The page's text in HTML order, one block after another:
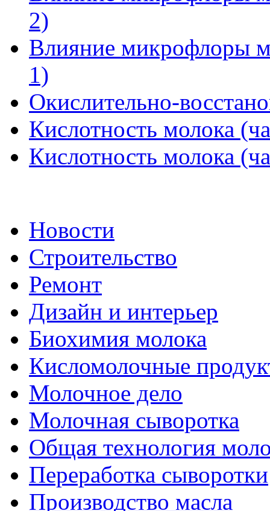
2)
Влияние микрофлоры
1)
Окислительно-
Кислотность молока
Кислотность молока
Новости
Строительство
Ремонт
Дизайн и интерьер
Биохимия молока
Кисломолочные
Молочное дело
Молочная сыворотка
Общая технология
Переработка сыворотки
Производство масла